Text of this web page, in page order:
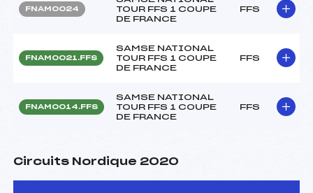
FNAM0024
TOUR FFS 1 COUPE
DE FRANCE
FFS
FNAM0021.FFS
SAMSE NATIONAL
TOUR FFS 1 COUPE
DE FRANCE
FFS
FNAM0014.FFS
SAMSE NATIONAL
TOUR FFS 1 COUPE
DE FRANCE
FFS
Circuits Nordique 2020